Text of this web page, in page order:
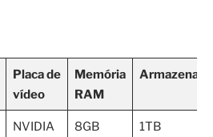
Placa de
vídeo
Memória
RAM
NVIDIA
8GB 1TB